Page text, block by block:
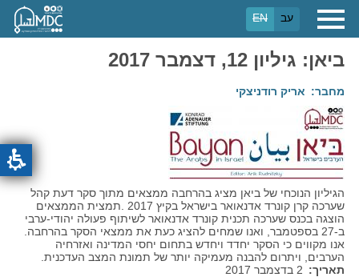
לתוכן
העיקרי
EN עב
ביאן: גיליון 12, דצמבר 2017
מחבר אריק רודניצקי
הגיליון הנוכחי של ביאן מציג בהרחבה ממצאים מתוך סקר דעת קהל
שערכה קרן קונרד אדנאואר בישראל בקיץ 2017 .תמצית הממצאים
הוצגה בכנס שערכה תכנית קונרד אדנאואר לשיתוף פעולה יהודי-ערבי
ב-27 בספטמבר, ואנו שמחים להציג כעת את ממצאי הסקר בהרחבה.
אנו מקווים כי הסקר יחדד ויחדש בתחום יחסי המדינה ואזרחיה
הערבים, ויתרום להבנה מעמיקה יותר של תמונת המצב העדכנית.
תאריך
2 בדצמבר 2017